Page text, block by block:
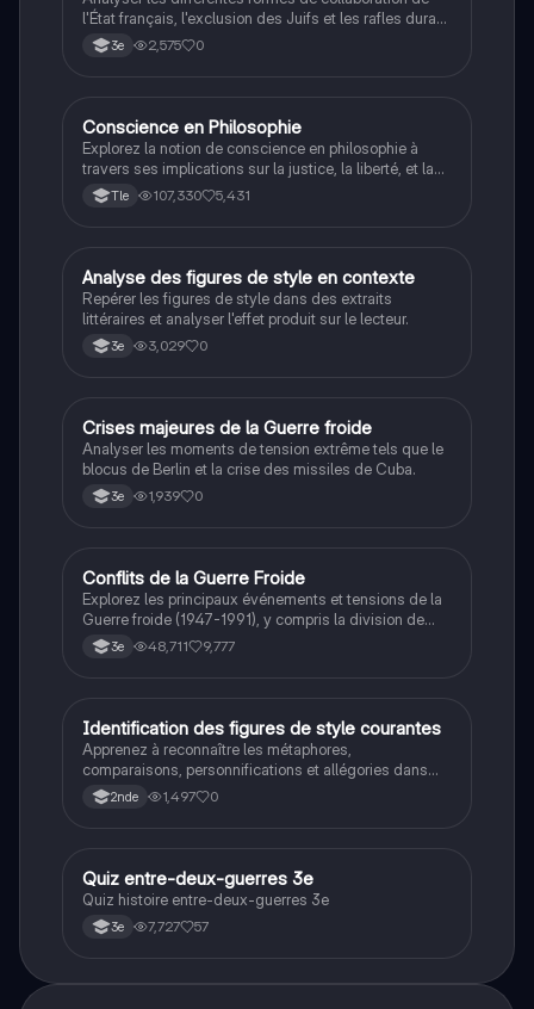
l'État français, l'exclusion des Juifs et les rafles durant
la Seconde Guerre mondiale.
3e 2,575 0
Philosophie
Conscience en Philosophie
Explorez la notion de conscience en philosophie à
travers ses implications sur la justice, la liberté, et la
connaissance. Cette fiche de révision aborde les
débats philosophiques sur la conscience, le cogito, et
étudiants en philosophie cherchant à approfondir leur
compréhension des enjeux éthiques et existentiels.
Tle 107,330 5,431
AFrançais
Analyse des figures de style en contexte
Repérer les figures de style dans des extraits
littéraires et analyser l'effet produit sur le lecteur.
3e 3,029 0
CHistoire
Crises majeures de la Guerre froide
Analyser les moments de tension extrême tels que le
blocus de Berlin et la crise des missiles de Cuba.
3e 1,939 0
Histoire
Conflits de la Guerre Froide
Explorez les principaux événements et tensions de la
Guerre froide (1947-1991), y compris la division de
l'Allemagne, la crise de Cuba, la guerre du Vietnam, et
la course à l'espace. Cette fiche de révision couvre les
historique.
3e 48,711 9,777
IFrançais
Identification des figures de style courantes
Apprenez à reconnaître les métaphores,
comparaisons, personnifications et allégories dans
des phrases simples.
2nde 1,497 0
QHistoire
Quiz entre-deux-guerres 3e
Quiz histoire entre-deux-guerres 3e
3e 7,727 57